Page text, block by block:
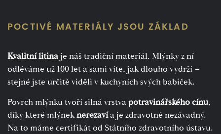
POCTIVÉ MATERIÁLY JSOU ZÁKLAD
Kvalitní litina je náš tradiční materiál. Mlýnky z ní
odléváme už 100 let a sami víte, jak dlouho vydrží –
stejné jste určitě viděli v kuchyních svých babiček.
Povrch mlýnku tvoří silná vrstvapotravinářského cínu,
díky které mlýneknerezavía je zdravotně nezávadný.
Na to máme certifikát od Státního zdravotního ústavu.